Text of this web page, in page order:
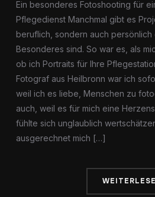
Ein besonderes Fotoshooting für
Pflegedienst Manchmal gibt es
beruflich, sondern auch persönlich
Besonderes sind. So war es, als
ob ich Portraits für Ihre
Fotograf aus Heilbronn war ich
weil ich es liebe, Menschen zu
auch, weil es für mich eine
fühlte sich unglaublich
ausgerechnet mich […]